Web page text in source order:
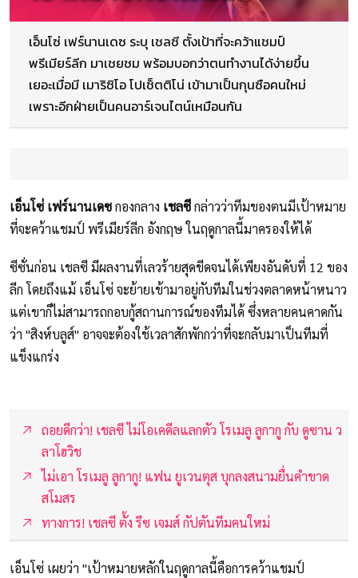
เอ็นโซ่ เฟร์นานเดซ ระบุ เชลซี ตั้งเป้าที่จะคว้าแชมป์
พรีเมียร์ลีก มาเชยชม พร้อมบอกว่าตนทำงานได้ง่ายขึ้น
เยอะเมื่อมี เมาริซิโอ โปเช็ตติโน่ เข้ามาเป็นกุนซือคนใหม่
เพราะอีกฝ่ายเป็นคนอาร์เจนไตน์เหมือนกัน
เอ็นโซ่ เฟร์นานเดซกองกลาง เชลซีกล่าวว่าทีมของตนมีเป้าหมาย
ที่จะคว้าแชมป์ พรีเมียร์ลีก อังกฤษ ในฤดูกาลนี้มาครองให้ได้
ซีซั่นก่อน เชลซี มีผลงานที่เลวร้ายสุดขีดจนได้เพียงอันดับที่ 12 ของ
ลีก โดยถึงแม้ เอ็นโซ่ จะย้ายเข้ามาอยู่กับทีมในช่วงตลาดหน้าหนาว
แต่เขาก็ไม่สามารถกอบกู้สถานการณ์ของทีมได้ ซึ่งหลายคนคาดกัน
ว่า "สิงห์บลูส์" อาจจะต้องใช้เวลาสักพักกว่าที่จะกลับมาเป็นทีมที่
แข็งแกร่ง
ถอยดีกว่า! เชลซี ไม่โอเคดีลแลกตัว โรเมลู ลูกากู กับ ดูซาน ว
ลาโฮวิช
ไม่เอา โรเมลู ลูกากู! แฟน ยูเวนตุส บุกลงสนามยื่นคำขาด
สโมสร
ทางการ! เชลซี ตั้ง รีซ เจมส์ กัปตันทีมคนใหม่
เอ็นโซ่ เผยว่า "เป้าหมายหลักในฤดูกาลนี้คือการคว้าแชมป์